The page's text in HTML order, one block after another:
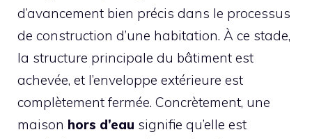
d’avancement bien précis dans le processus
de construction d’une habitation. À ce stade,
la structure principale du bâtiment est
achevée, et l’enveloppe extérieure est
complètement fermée. Concrètement, une
maison hors d’eau signifie qu’elle est